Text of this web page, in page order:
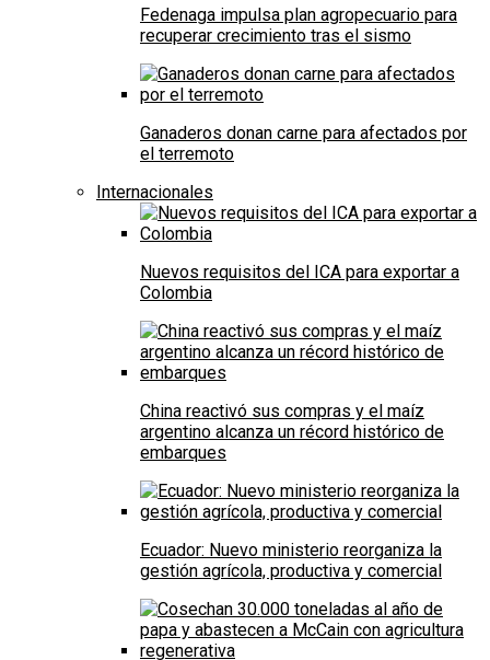
Fedenaga impulsa plan agropecuario para
recuperar crecimiento tras el sismo
Ganaderos donan carne para afectados por
el terremoto
Internacionales
Nuevos requisitos del ICA para exportar a
Colombia
China reactivó sus compras y el maíz
argentino alcanza un récord histórico de
embarques
Ecuador: Nuevo ministerio reorganiza la
gestión agrícola, productiva y comercial